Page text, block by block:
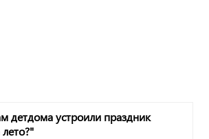
детдома устроили праздник